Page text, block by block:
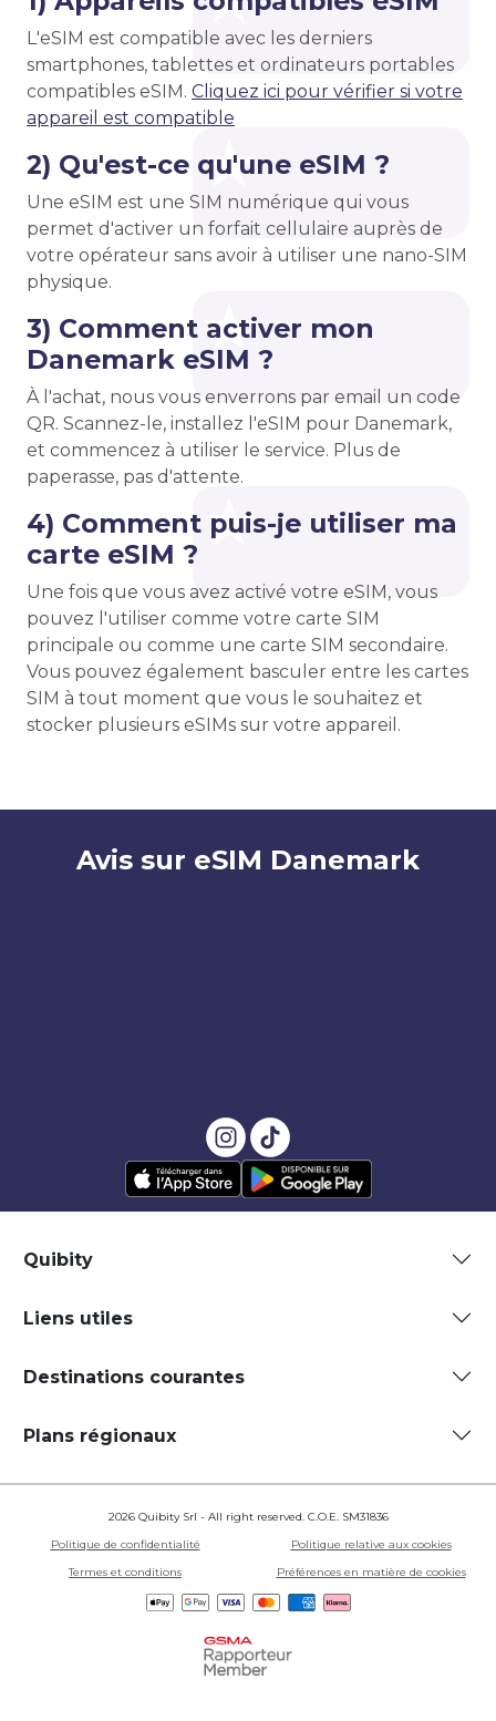
L'eSIM est compatible avec les derniers
smartphones, tablettes et ordinateurs portables
compatibles eSIM. Cliquez ici pour vérifier si votre
appareil est compatible
2) Qu'est-ce qu'une eSIM ?
Une eSIM est une SIM numérique qui vous
permet d'activer un forfait cellulaire auprès de
votre opérateur sans avoir à utiliser une nano-SIM
physique.
3) Comment activer mon
Danemark eSIM ?
À l'achat, nous vous enverrons par email un code
QR. Scannez-le, installez l'eSIM pour Danemark,
et commencez à utiliser le service. Plus de
paperasse, pas d'attente.
4) Comment puis-je utiliser ma
carte eSIM ?
Une fois que vous avez activé votre eSIM, vous
pouvez l'utiliser comme votre carte SIM
principale ou comme une carte SIM secondaire.
Vous pouvez également basculer entre les cartes
SIM à tout moment que vous le souhaitez et
stocker plusieurs eSIMs sur votre appareil.
Avis sur eSIM Danemark
Quibity
Liens utiles
Destinations courantes
Plans régionaux
2026 Quibity Srl - All right reserved. C.O.E. SM31836
Politique de confidentialité
Politique relative aux cookies
Termes et conditions
Préférences en matière de cookies